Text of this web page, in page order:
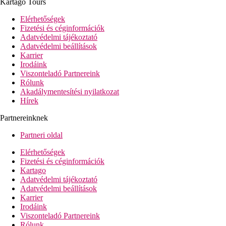
Homokos strand közvetlenül a szálloda mellett (cipő viselete
ajánlott a tengerbe való belépéshez), ingyenes napozóágyak és
napernyők.
Étkezés
Mindent tartalmaz:
Főétterem: 7.15–10.00 büféreggeli, 12.30–14.00
büféreggeli, 18.30–21.30 büféreggeli. Szűrt kávé, tea,
gyümölcslé, víz reggelire, üdítők, sör, bor ebédre és
vacsorára.
sör, bor, alkoholos italok (mind helyi termelésű, csapolt),
filteres kávé, tea
Medencebár: 10:00–18:00, üdítők, sör, bor, alkoholos
italok (mindegyik helyi termelésből, csapolva), filteres
kávé, tea
Strandbár: 10:00–1:30 (csak all inclusive 24:00-ig),
üdítők, sör, bor, alkoholos italok (mindegyik helyi
termelésből, pohárban), filteres kávé, tea
Taverna: 10:00–18:00 üdítők, gyümölcslé, filteres kávé,
görög kávé, tea, sör, bor, 11:00–18:00 könnyű
harapnivalók, fagylalt, 16:00–17:00 délutáni kávé,
desszertek, 19:30–21:15 vacsora (felszolgált menü, italok
felár ellenében), három menü közül választhat (görög,
Kartago Tours
Elérhetőségek
Fizetési és céginformációk
Adatvédelmi tájékoztató
Adatvédelmi beállítások
Karrier
Irodáink
Viszonteladó Partnereink
Rólunk
Akadálymentesítési nyilatkozat
Hírek
Partnereinknek
Partneri oldal
Elérhetőségek
Fizetési és céginformációk
Kartago
Adatvédelmi tájékoztató
Adatvédelmi beállítások
Karrier
Irodáink
Viszonteladó Partnereink